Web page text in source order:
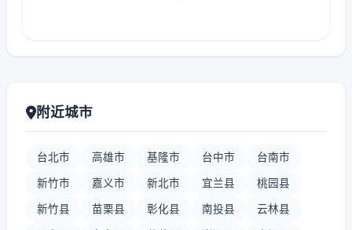
附近城市
台北市 高雄市 基隆市 台中市 台南市
新竹市 嘉义市 新北市 宜兰县 桃园县
新竹县 苗栗县 彰化县 南投县 云林县